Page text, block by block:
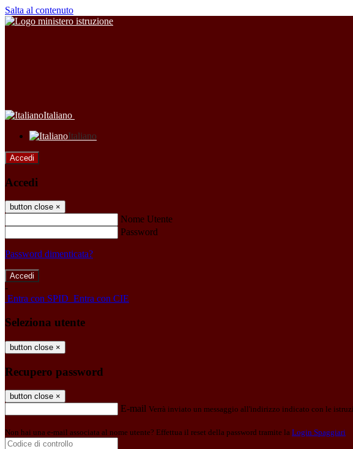
Salta al contenuto
Italiano
Italiano
Accedi
Accedi
button close ×
Nome Utente
Password
Password dimenticata?
-
Entra con SPID Entra con CIE
Seleziona utente
button close ×
Recupero password
button close ×
E-mail Verrà inviato un messaggio all'indirizzo indicato con le
Non hai una e-mail associata al nome utente? Effettua il reset della password tramite la Login Spaggiari